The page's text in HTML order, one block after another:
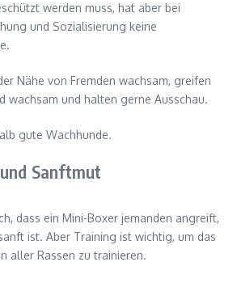
werden muss, hat aber bei
und Sozialisierung keine
Nähe von Fremden wachsam, greifen
wachsam und halten gerne Ausschau.
gute Wachhunde.
Sanftmut
dass ein Mini-Boxer jemanden angreift,
ist. Aber Training ist wichtig, um das
aller Rassen zu trainieren.